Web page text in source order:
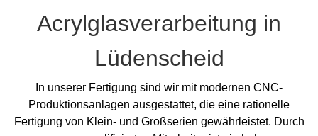
Acrylglasverarbeitung in
Lüdenscheid
In unserer Fertigung sind wir mit modernen CNC-
Produktionsanlagen ausgestattet, die eine rationelle
Fertigung von Klein- und Großserien gewährleistet. Durch